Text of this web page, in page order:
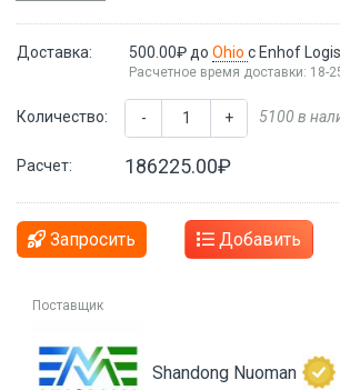
Доставка: 500.00₽ до Ohio с Enhof
Расчетное время доставки: 18-
Количество: - + 5100 в
Расчет: 186225.00₽
Запросить Добавить
Поставщик
Shandong Nuoman